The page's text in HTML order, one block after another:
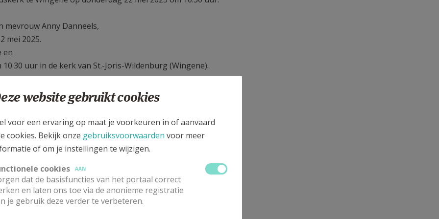
mevrouw Anny Danneels,
mei 2025.
en
uur in de kerk van St.-Joris-Wildenburg (Wingene).
Malvina Desmet,
in Wingene op 24 april 2025.
en
2025 om 10.30 uur in de St.-Amanduskerk te Wingene.
Cecile Vissers,
in het wzc Amphora in Wingene op 1 april 2025.
Joriskerk in Wingene.
Annie Puype,
website gebruikt cookies
voor een ervaring op maat je voorkeuren in of aanvaard
cookies. Bekijk onze gebruiksvoorwaarden voor meer
of om je instellingen te wijzigen.
cookies
AAN
dat de basisfuncties van het portaal correct
en laten ons toe via de anonieme registratie
je gebruik deze verder te verbeteren.